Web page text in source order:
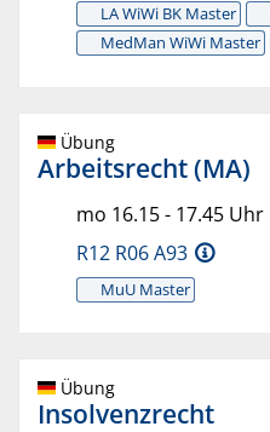
LA WiWi BK Master
MedMan WiWi Master
Übung
Arbeitsrecht (MA)
mo 16.15 - 17.45 Uhr
R12 R06 A93
MuU Master
Übung
Insolvenzrecht